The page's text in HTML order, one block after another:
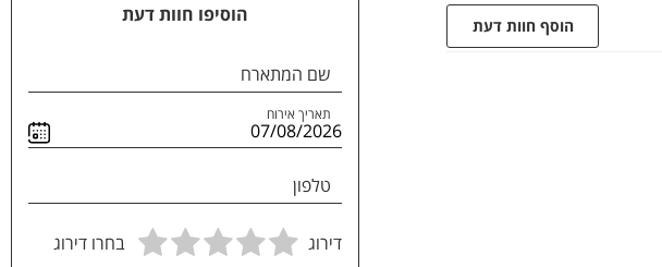
הוסף חוות דעת הוסיפו חוות דעת
שם המתארח
תאריך אירוח
טלפון
דירוג בחרו דירוג